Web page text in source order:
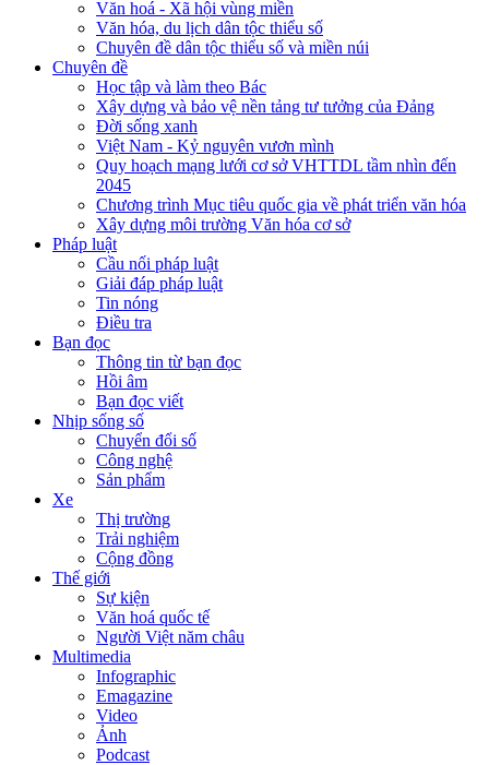
Văn hoá - Xã hội vùng miền
Văn hóa, du lịch dân tộc thiểu số
Chuyên đề dân tộc thiểu số và miền núi
Chuyên đề
Học tập và làm theo Bác
Xây dựng và bảo vệ nền tảng tư tưởng của Đảng
Đời sống xanh
Việt Nam - Kỷ nguyên vươn mình
Quy hoạch mạng lưới cơ sở VHTTDL tầm nhìn đến
2045
Chương trình Mục tiêu quốc gia về phát triển văn hóa
Xây dựng môi trường Văn hóa cơ sở
Pháp luật
Cầu nối pháp luật
Giải đáp pháp luật
Tin nóng
Điều tra
Bạn đọc
Thông tin từ bạn đọc
Hồi âm
Bạn đọc viết
Nhịp sống số
Chuyển đổi số
Công nghệ
Sản phẩm
Xe
Thị trường
Trải nghiệm
Cộng đồng
Thế giới
Sự kiện
Văn hoá quốc tế
Người Việt năm châu
Multimedia
Infographic
Emagazine
Video
Ảnh
Podcast